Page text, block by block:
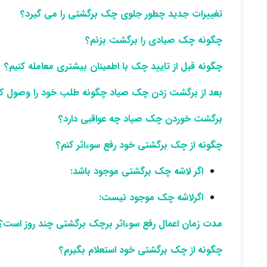
تغییرات جدید چطور جلوی چک برگشتی را می گیرد؟
چگونه چک صیادی را برگشت بزنم؟
چگونه قبل از تایید چک با اطمینان بیشتری معامله کنیم؟
بعد از برگشت زدن چک صیاد چگونه طلب خود را وصول
برگشت خوردن چک صیاد چه عواقبی دارد؟
چگونه از چک برگشتی خود رفع سوءاثر کنم؟
اگر لاشه چک برگشتی موجود باشد:
اگرلاشه چک موجود نیست:
مدت زمان اعمال رفع سوءاثر برچک برگشتی چند روز
چگونه از چک برگشتی خود استعلام بگیرم؟